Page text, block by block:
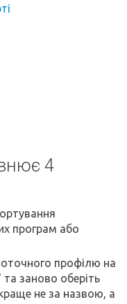
4
програм або
профілю на
та заново оберіть
не за назвою, а